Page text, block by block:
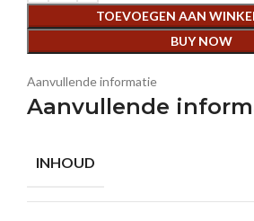
TOEVOEGEN AAN
BUY NOW
Aanvullende informatie
Aanvullende
INHOUD